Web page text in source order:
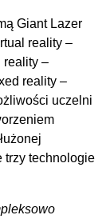
Giant Lazer
reality –
reality –
reality –
uczelni
trzy technologie